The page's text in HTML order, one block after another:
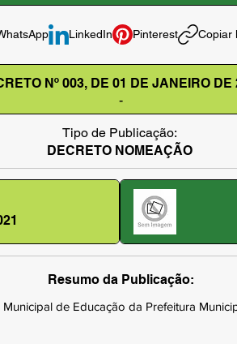
LinkedIn Pinterest Copiar
Nº 003, DE 01 DE JANEIRO DE
-
Tipo de Publicação:
DECRETO NOMEAÇÃO
Resumo da Publicação:
de Educação da Prefeitura